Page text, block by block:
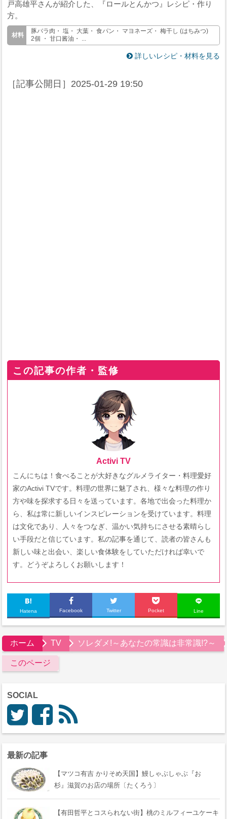
戸高雄平さんが紹介した、『ロールとんかつ』レシピ・作り
方。
豚バラ肉・ 塩・ 大葉・ 食パン・ マヨネーズ・ 梅干し (はちみつ)
2個 ・ 甘口酱油・ ...
詳しいレシピ・材料を見る
［記事公開日］ 2025-01-29 19:50
この記事の作者・監修
Activi TV
こんにちは！食べることが大好きなグルメライター・料理愛好
家のActivi TVです。料理の世界に魅了され、様々な料理の作り
方や味を探求する日々を送っています。各地で出会った料理か
ら、私は常に新しいインスピレーションを受けています。料理
は文化であり、人々をつなぎ、温かい気持ちにさせる素晴らし
い手段だと信じています。私の記事を通じて、読者の皆さんも
新しい味と出会い、楽しい食体験をしていただければ幸いで
す。どうぞよろしくお願いします！
Hatena Facebook Twitter Pocket Line
ホーム TV ソレダメ!～あなたの常識は非常識!?～
このページ
SOCIAL
最新の記事
【マツコ有吉 かりそめ天国】鰻しゃぶしゃぶ『おゝ
杉』滋賀のお店の場所〔たくろう〕
【有田哲平とコスられない街】桃のミルフィーユケーキ